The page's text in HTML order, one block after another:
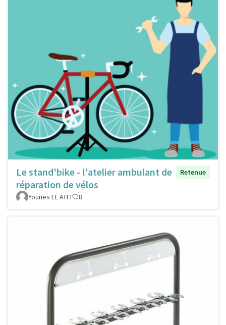
Le stand'bike - l'atelier ambulant de
réparation de vélos
Retenue
Younes EL ATFI 8